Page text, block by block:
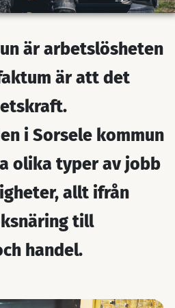
är arbetslösheten
är att det
i Sorsele kommun
olika typer av jobb
allt ifrån
till
handel.